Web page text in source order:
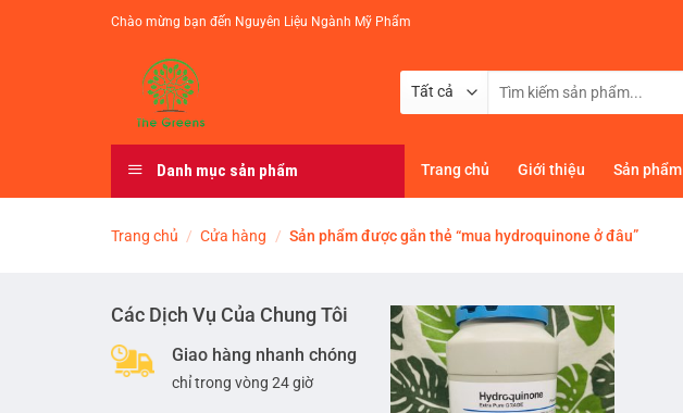
Chào mừng bạn đến Nguyên Liệu Ngành Mỹ Phẩm
Tìm
Danh mục sản phẩm Trang chủ Giới thiệu Sản phẩm
Trang chủ / Cửa hàng / Sản phẩm được gắn thẻ “mua hydroquinone ở đâu”
Các Dịch Vụ Của Chung Tôi
Giao hàng nhanh chóng
chỉ trong vòng 24 giờ